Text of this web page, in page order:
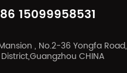
15099958531
, No.2-36 Yongfa Road,
CHINA